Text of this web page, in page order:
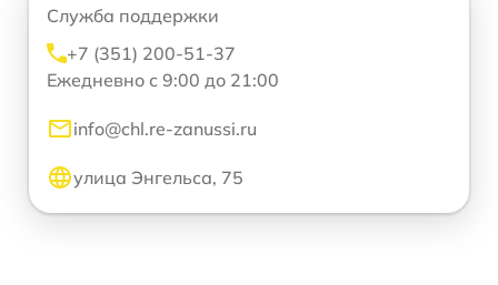
Служба поддержки
+7 (351) 200-51-37
Ежедневно с 9:00 до 21:00
info@chl.re-zanussi.ru
улица Энгельса, 75